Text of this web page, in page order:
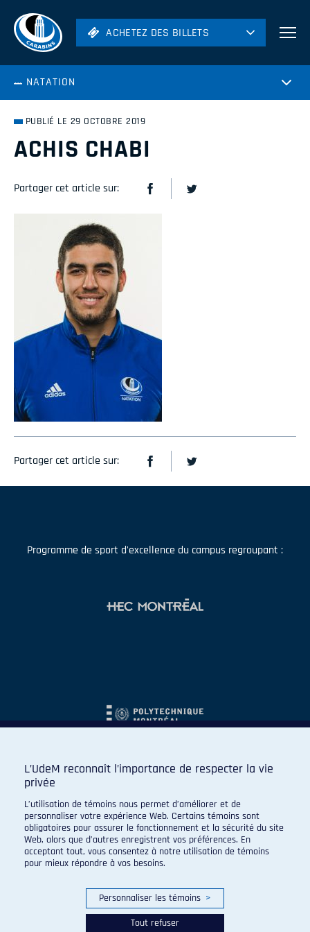
ACHETEZ DES BILLETS
ACHETEZ DES BILLETS
NATATION
PUBLIÉ LE 29 OCTOBRE 2019
ACHIS CHABI
Partager cet article sur:
Partager cet article sur:
Programme de sport d'excellence du campus regroupant :
L’UdeM reconnaît l’importance de respecter la vie
privée
L’utilisation de témoins nous permet d’améliorer et de
personnaliser votre expérience Web. Certains témoins sont
obligatoires pour assurer le fonctionnement et la sécurité du site
Web, alors que d’autres enregistrent vos préférences. En
acceptant tout, vous consentez à notre utilisation de témoins
pour mieux répondre à vos besoins.
Personnaliser les témoins >
Tout refuser